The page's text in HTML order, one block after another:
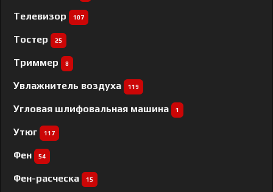
Телевизор 107
Тостер 25
Триммер 8
Увлажнитель воздуха 119
Угловая шлифовальная машина 1
Утюг 117
Фен 54
Фен-расческа 15